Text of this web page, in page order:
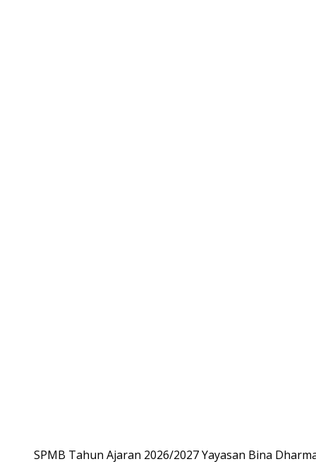
SPMB Tahun Ajaran 2026/2027 Yayasan Bina